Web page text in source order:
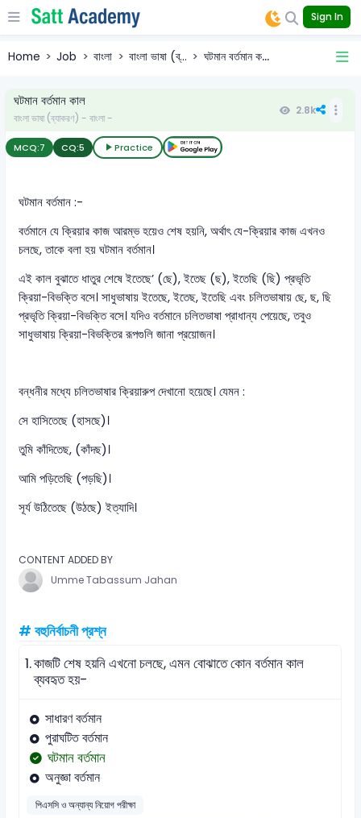
Sign In
Home Job বাংলা বাংলা ভাষা (ব্... ঘটমান বর্তমান ক...
ঘটমান বর্তমান কাল
বাংলা ভাষা (ব্যাকরণ) - বাংলা -
2.8k
MCQ:7 CQ:5 Practice
ঘটমান বর্তমান :-
বর্তমানে যে ক্রিয়ার কাজ আরম্ভ হয়েও শেষ হয়নি, অর্থাৎ যে-ক্রিয়ার কাজ এখনও
চলছে, তাকে বলা হয় ঘটমান বর্তমান।
এই কাল বুঝাতে ধাতুর শেষে ইতেছে’ (ছে), ইতেছ (ছ), ইতেছি (ছি) প্রভৃতি
ক্রিয়া-বিভক্তি বসে। সাধুভাষায় ইতেছে, ইতেছ, ইতেছি এবং চলিতভাষায় ছে, ছ, ছি
প্রভৃতি ক্রিয়া-বিভক্তি বসে। যদিও বর্তমানে চলিতভাষা প্রাধান্য পেয়েছে, তবুও
সাধুভাষায় ক্রিয়া-বিভক্তির রূপগুলি জানা প্রয়োজন।
বন্ধনীর মধ্যে চলিতভাষার ক্রিয়ারুপ দেখানো হয়েছে। যেমন :
সে হাসিতেছে (হাসছে)‌।
তুমি কাঁদিতেছ, (কাঁদছ)।
আমি পড়িতেছি (পড়ছি)।
সূর্য উঠিতেছে (উঠছে) ইত্যাদি।
CONTENT ADDED BY
Umme Tabassum Jahan
# বহুনির্বাচনী প্রশ্ন
1.কাজটি শেষ হয়নি এখনো চলছে, এমন বোঝাতে কোন বর্তমান কাল
ব্যবহৃত হয়-
সাধারণ বর্তমান
পুরাঘটিত বর্তমান
ঘটমান বর্তমান
অনুজ্ঞা বর্তমান
পিএসসি ও অন্যান্য নিয়োগ পরীক্ষা